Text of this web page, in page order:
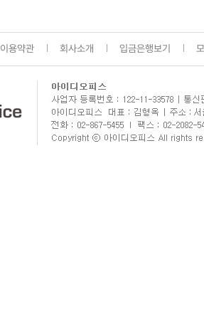
이용약관 회사소개 입금은행보기